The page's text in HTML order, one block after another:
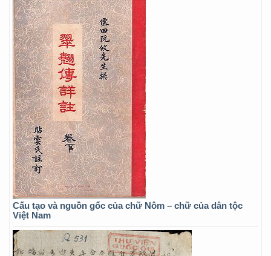
Cấu tạo và nguồn gốc của chữ Nôm – chữ của dân tộc
Việt Nam